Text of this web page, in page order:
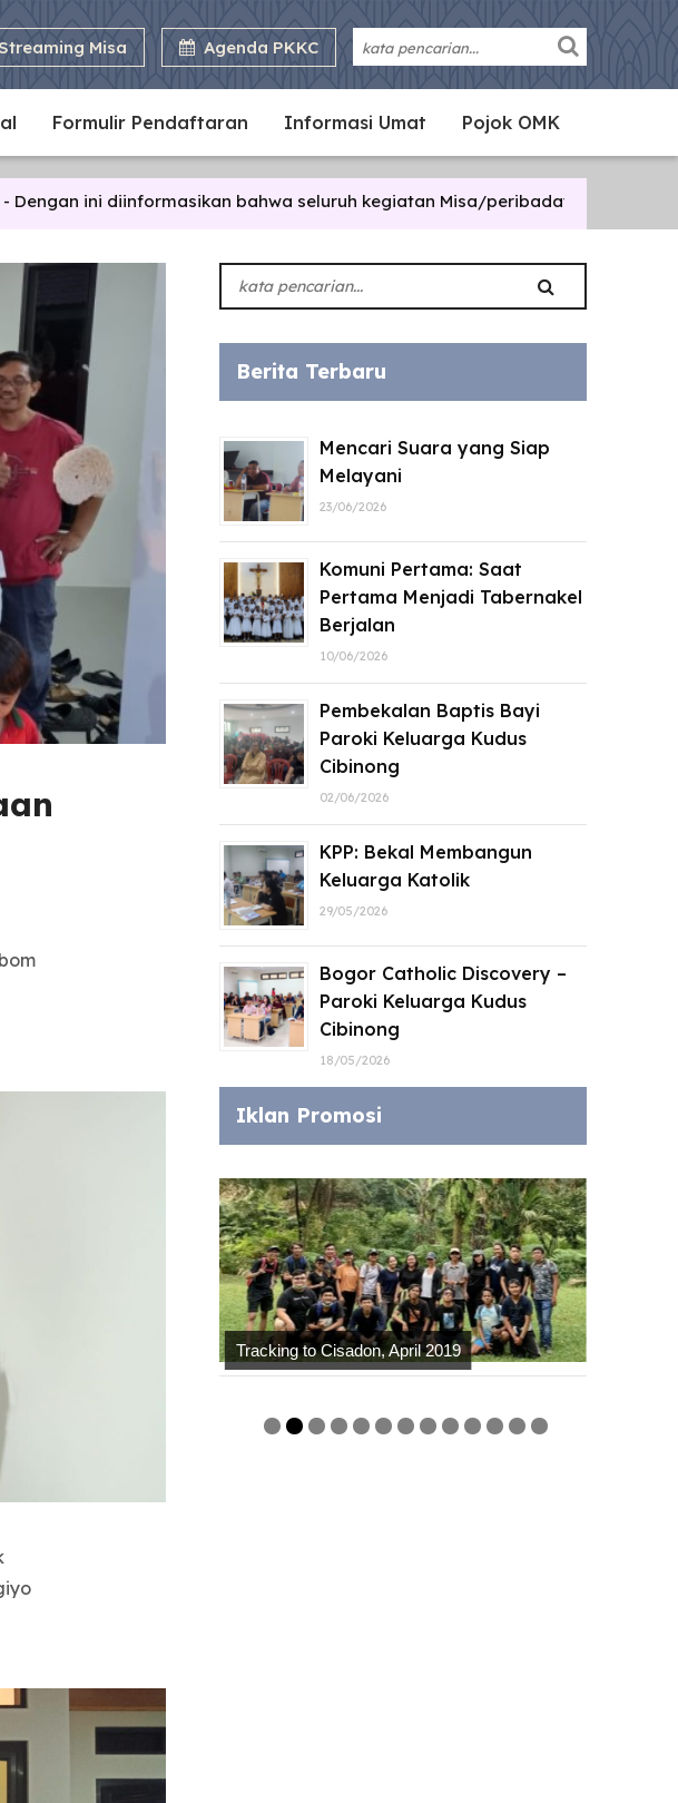
Agenda PKKC
Misa
Formulir Pendaftaran Informasi Umat Pojok OMK
diinformasikan bahwa seluruh kegiatan Misa/peribadatan/pertemuan di
Berita Terbaru
Mencari Suara yang Siap
Melayani
23/06/2026
Komuni Pertama: Saat
Pertama Menjadi Tabernakel
Berjalan
10/06/2026
Pembekalan Baptis Bayi
Paroki Keluarga Kudus
Cibinong
02/06/2026
KPP: Bekal Membangun
Keluarga Katolik
29/05/2026
Bogor Catholic Discovery –
Paroki Keluarga Kudus
Cibinong
18/05/2026
Iklan Promosi
Tracking to Cisadon, April 2019